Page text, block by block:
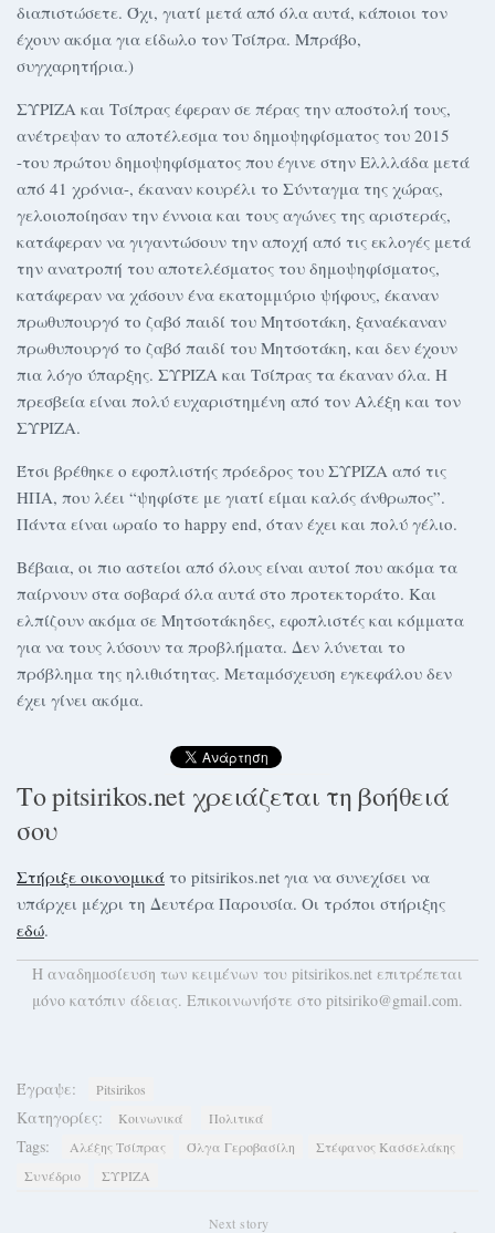
διαπιστώσετε. Όχι, γιατί μετά από όλα αυτά, κάποιοι τον
έχουν ακόμα για είδωλο τον Τσίπρα. Μπράβο,
συγχαρητήρια.)
ΣΥΡΙΖΑ και Τσίπρας έφεραν σε πέρας την αποστολή τους,
ανέτρεψαν το αποτέλεσμα του δημοψηφίσματος του 2015
-του πρώτου δημοψηφίσματος που έγινε στην Ελλλάδα μετά
από 41 χρόνια-, έκαναν κουρέλι το Σύνταγμα της χώρας,
γελοιοποίησαν την έννοια και τους αγώνες της αριστεράς,
κατάφεραν να γιγαντώσουν την αποχή από τις εκλογές μετά
την ανατροπή του αποτελέσματος του δημοψηφίσματος,
κατάφεραν να χάσουν ένα εκατομμύριο ψήφους, έκαναν
πρωθυπουργό το ζαβό παιδί του Μητσοτάκη, ξαναέκαναν
πρωθυπουργό το ζαβό παιδί του Μητσοτάκη, και δεν έχουν
πια λόγο ύπαρξης. ΣΥΡΙΖΑ και Τσίπρας τα έκαναν όλα. Η
πρεσβεία είναι πολύ ευχαριστημένη από τον Αλέξη και τον
ΣΥΡΙΖΑ.
Έτσι βρέθηκε ο εφοπλιστής πρόεδρος του ΣΥΡΙΖΑ από τις
ΗΠΑ, που λέει “ψηφίστε με γιατί είμαι καλός άνθρωπος”.
Πάντα είναι ωραίο το happy end, όταν έχει και πολύ γέλιο.
Βέβαια, οι πιο αστείοι από όλους είναι αυτοί που ακόμα τα
παίρνουν στα σοβαρά όλα αυτά στο προτεκτοράτο. Και
ελπίζουν ακόμα σε Μητσοτάκηδες, εφοπλιστές και κόμματα
για να τους λύσουν τα προβλήματα. Δεν λύνεται το
πρόβλημα της ηλιθιότητας. Μεταμόσχευση εγκεφάλου δεν
έχει γίνει ακόμα.
Το pitsirikos.net χρειάζεται τη βοήθειά
σου
Στήριξε οικονομικά το pitsirikos.net για να συνεχίσει να
υπάρχει μέχρι τη Δευτέρα Παρουσία. Οι τρόποι στήριξης
εδώ.
H αναδημοσίευση των κειμένων του pitsirikos.net επιτρέπεται
μόνο κατόπιν άδειας. Επικοινωνήστε στο pitsiriko@gmail.com.
Έγραψε: Pitsirikos
Κατηγορίες: Κοινωνικά Πολιτικά
Tags: Αλέξης Τσίπρας Όλγα Γεροβασίλη
Στέφανος Κασσελάκης
Συνέδριο
ΣΥΡΙΖΑ
Next story